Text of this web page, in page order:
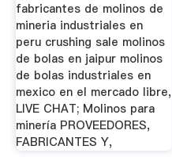
fabricantes de molinos de
mineria industriales en
peru crushing sale molinos
de bolas en jaipur molinos
de bolas industriales en
mexico en el mercado libre,
LIVE CHAT; Molinos para
minería PROVEEDORES,
FABRICANTES Y,